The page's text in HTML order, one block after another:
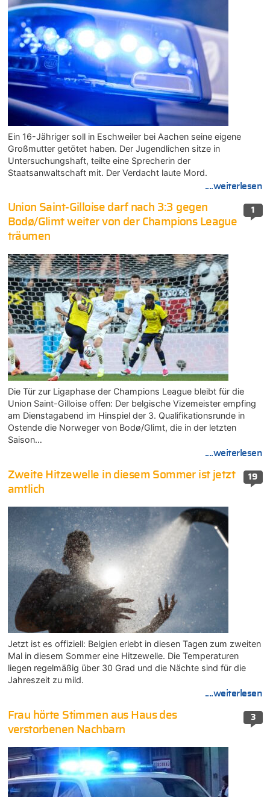
Ein 16-Jähriger soll in Eschweiler bei Aachen seine eigene
Großmutter getötet haben. Der Jugendlichen sitze in
Untersuchungshaft, teilte eine Sprecherin der
Staatsanwaltschaft mit. Der Verdacht laute Mord.
....weiterlesen
1
Union Saint-Gilloise darf nach 3:3 gegen
Bodø/Glimt weiter von der Champions League
träumen
Die Tür zur Ligaphase der Champions League bleibt für die
Union Saint-Gilloise offen: Der belgische Vizemeister empfing
am Dienstagabend im Hinspiel der 3. Qualifikationsrunde in
Ostende die Norweger von Bodø/Glimt, die in der letzten
Saison…
....weiterlesen
19
Zweite Hitzewelle in diesem Sommer ist jetzt
amtlich
Jetzt ist es offiziell: Belgien erlebt in diesen Tagen zum zweiten
Mal in diesem Sommer eine Hitzewelle. Die Temperaturen
liegen regelmäßig über 30 Grad und die Nächte sind für die
Jahreszeit zu mild.
....weiterlesen
3
Frau hörte Stimmen aus Haus des
verstorbenen Nachbarn